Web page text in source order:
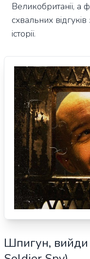
Великобританії, а
схвальних
історії.
Шпигун, вийди